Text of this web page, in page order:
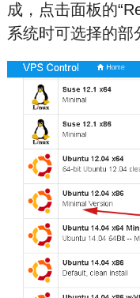
成，点击面板的
系统时可选择的部